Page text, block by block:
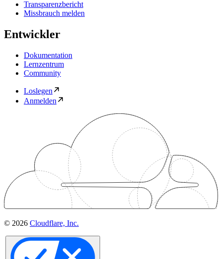
Transparenzbericht
Missbrauch melden
Entwickler
Dokumentation
Lernzentrum
Community
Loslegen
Anmelden
© 2026 Cloudflare, Inc.